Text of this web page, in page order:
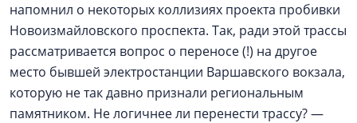
напомнил о некоторых коллизиях проекта пробивки
Новоизмайловского проспекта. Так, ради этой трассы
рассматривается вопрос о переносе (!) на другое
место бывшей электростанции Варшавского вокзала,
которую не так давно признали региональным
памятником. Не логичнее ли перенести трассу? —